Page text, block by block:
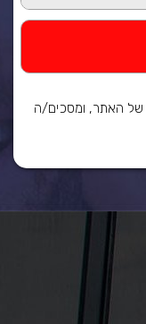
של האתר, ומסכים/ה